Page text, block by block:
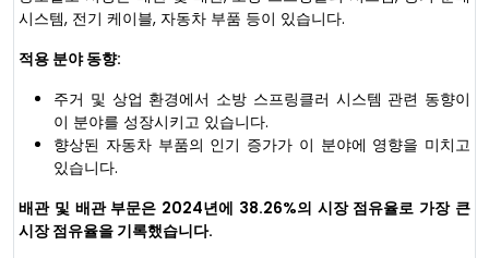
시스템, 전기 케이블, 자동차 부품 등이 있습니다.
적용 분야 동향:
주거 및 상업 환경에서 소방 스프링클러 시스템 관련 동향이
이 분야를 성장시키고 있습니다.
향상된 자동차 부품의 인기 증가가 이 분야에 영향을 미치고
있습니다.
배관 및 배관 부문은 2024년에 38.26%의 시장 점유율로 가장 큰
시장 점유율을 기록했습니다.